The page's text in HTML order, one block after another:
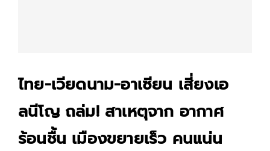
ไทย-เวียดนาม-อาเซียน เสี่ยงเอ
ลนีโญ ถล่ม! สาเหตุจาก อากาศ
ร้อนชื้น เมืองขยายเร็ว คนแน่น